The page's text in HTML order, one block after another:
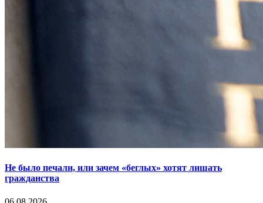
Не было печали, или зачем «беглых» хотят лишать
гражданства